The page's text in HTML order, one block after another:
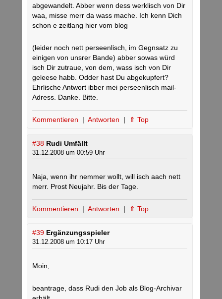
abgewandelt. Abber wenn dess werklisch von Dir
waa, misse merr da wass mache. Ich kenn Dich
schon e zeitlang hier vom blog
(leider noch nett perseenlisch, im Gegnsatz zu
einigen von unsrer Bande) abber sowas würd
isch Dir zutraue, von dem, wass isch von Dir
geleese habb. Odder hast Du abgekupfert?
Ehrlische Antwort ibber mei perseenlisch mail-
Adress. Danke. Bitte.
Kommentieren | Antworten | ⇑ Top
#38 Rudi Umfällt
31.12.2008 um 00:59 Uhr
Naja, wenn ihr nemmer wollt, will isch aach nett
merr. Prost Neujahr. Bis der Tage.
Kommentieren | Antworten | ⇑ Top
#39 Ergänzungsspieler
31.12.2008 um 10:17 Uhr
Moin,
beantrage, dass Rudi den Job als Blog-Archivar